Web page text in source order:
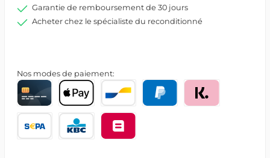
Garantie de remboursement de 30 jours
Acheter chez le spécialiste du reconditionné
Nos modes de paiement: